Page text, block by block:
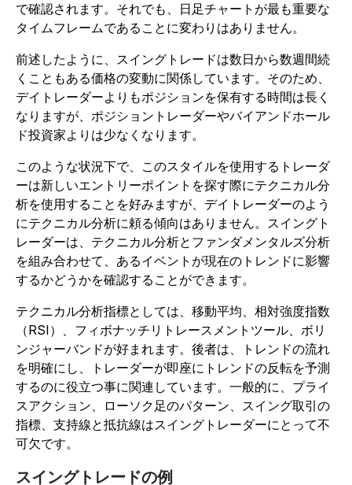
で確認されます。それでも、日足チャートが最も重要な
タイムフレームであることに変わりはありません。
前述したように、スイングトレードは数日から数週間続
くこともある価格の変動に関係しています。そのため、
デイトレーダーよりもポジションを保有する時間は長く
なりますが、ポジショントレーダーやバイアンドホール
ド投資家よりは少なくなります。
このような状況下で、このスタイルを使用するトレーダ
ーは新しいエントリーポイントを探す際にテクニカル分
析を使用することを好みますが、デイトレーダーのよう
にテクニカル分析に頼る傾向はありません。スイングト
レーダーは、テクニカル分析とファンダメンタルズ分析
を組み合わせて、あるイベントが現在のトレンドに影響
するかどうかを確認することができます。
テクニカル分析指標としては、移動平均、相対強度指数
（RSI）、フィボナッチリトレースメントツール、ボリ
ンジャーバンドが好まれます。後者は、トレンドの流れ
を明確にし、トレーダーが即座にトレンドの反転を予測
するのに役立つ事に関連しています。一般的に、プライ
スアクション、ローソク足のパターン、スイング取引の
指標、支持線と抵抗線はスイングトレーダーにとって不
可欠です。
スイングトレードの例